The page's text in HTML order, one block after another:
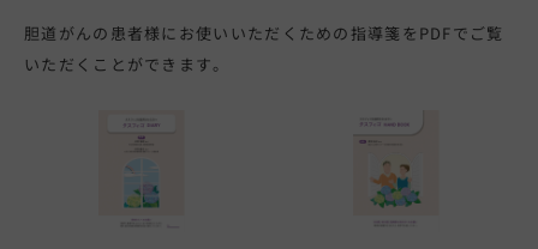
胆道がんの患者様にお使いいただくための指導箋をPDFでご覧
いただくことができます。